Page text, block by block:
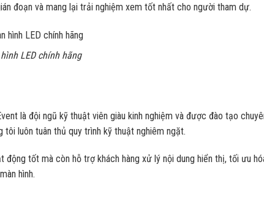
đoạn và mang lại trải nghiệm xem tốt nhất cho người tham dự.
LED chính hãng
là đội ngũ kỹ thuật viên giàu kinh nghiệm và được đào tạo
tôi luôn tuân thủ quy trình kỹ thuật nghiêm ngặt.
tốt mà còn hỗ trợ khách hàng xử lý nội dung hiển thị, tối ưu
hình.